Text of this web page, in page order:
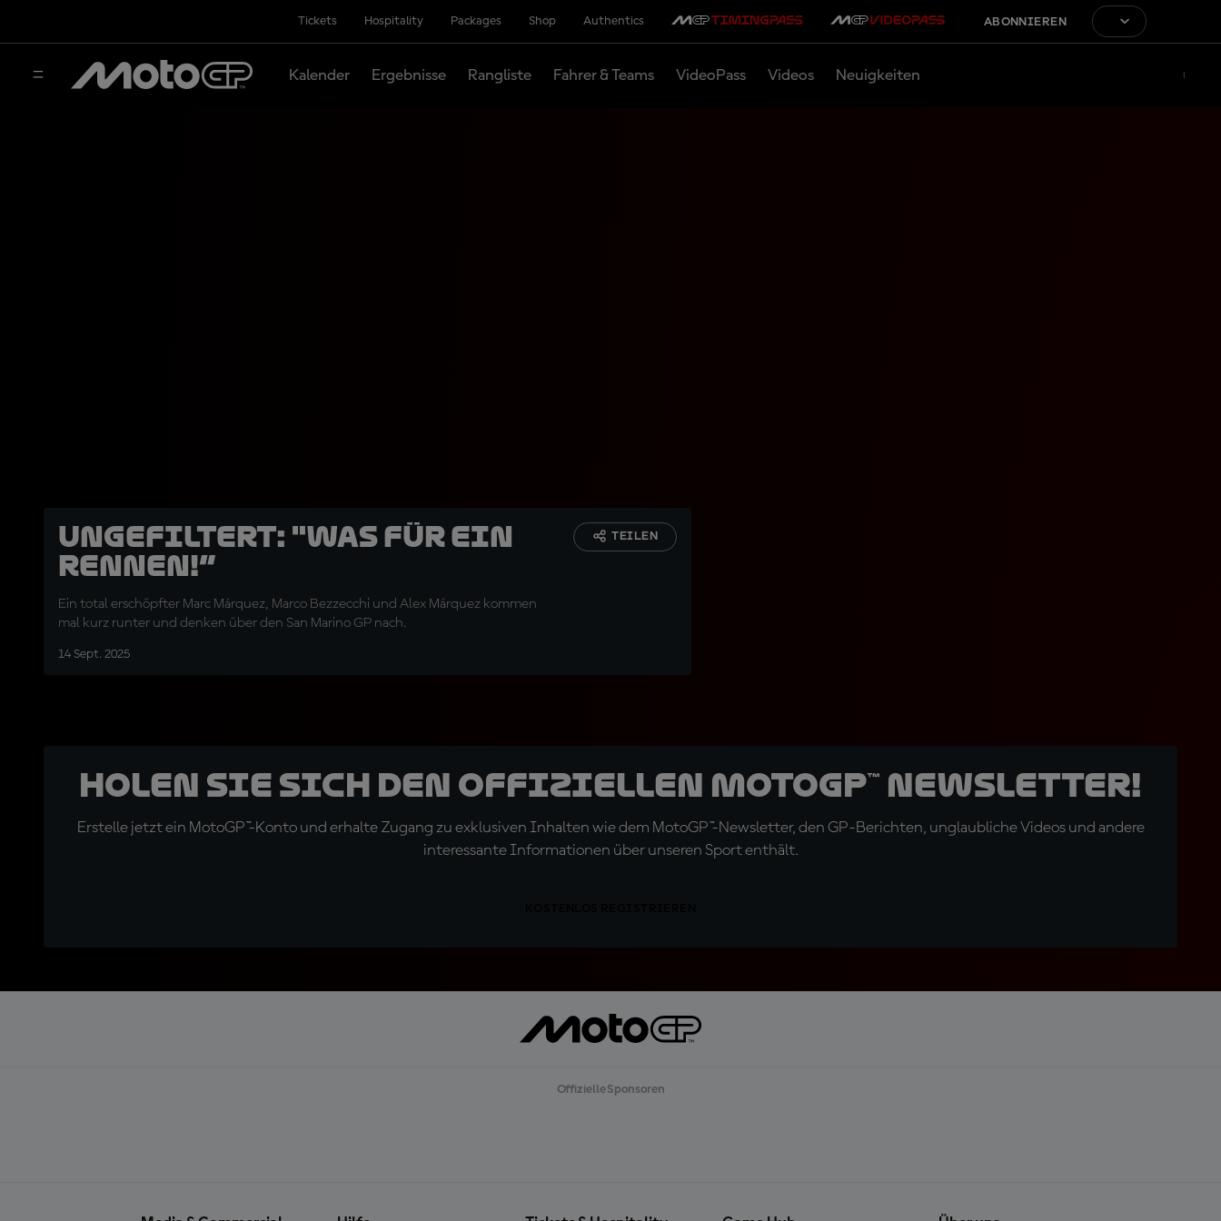
Tickets Hospitality Packages Shop Authentics ABONNIEREN
Kalender Ergebnisse Rangliste Fahrer & Teams VideoPass Videos Neuigkeiten
UNGEFILTERT: "Was für ein
Rennen!“
Ein total erschöpfter Marc Márquez, Marco Bezzecchi und Alex Márquez kommen
mal kurz runter und denken über den San Marino GP nach.
14 Sept. 2025
TEILEN
Holen Sie sich den offiziellen MotoGP™ Newsletter!
Erstelle jetzt ein MotoGP™-Konto und erhalte Zugang zu exklusiven Inhalten wie dem MotoGP™-Newsletter, den GP-Berichten, unglaubliche Videos und andere
interessante Informationen über unseren Sport enthält.
Offizielle Sponsoren